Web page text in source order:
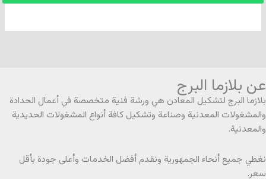
عن بلازما البرج
بلازما البرج لتشكيل المعادن هي ورشة فنية متخصصة في أعمال الحدادة
والمشغولات المعدنية وصناعة وتشكيل كافة أنواع المشغولات الحديدية
والمعدنية.
نغطي جميع أنحاء الجمهورية ونقدم أفضل الخدمات وأعلى جودة بأقل
سعر.